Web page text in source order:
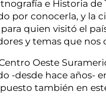
e Historia
por conocerla, y la
quien visitó el
y temas que nos
Oeste
-desde hace años-
también en